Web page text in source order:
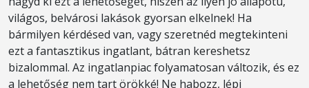
világos, belvárosi lakások gyorsan elkelnek! Ha
bármilyen kérdésed van, vagy szeretnéd megtekinteni
ezt a fantasztikus ingatlant, bátran kereshetsz
bizalommal. Az ingatlanpiac folyamatosan változik, és ez
a lehetőség nem tart örökké! Ne habozz, lépj